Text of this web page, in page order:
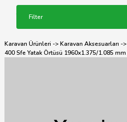
Filter
Karavan Ürünleri ->Karavan Aksesuarları ->
400 Sfe Yatak Örtüsü 1960x1.375/1.085 mm